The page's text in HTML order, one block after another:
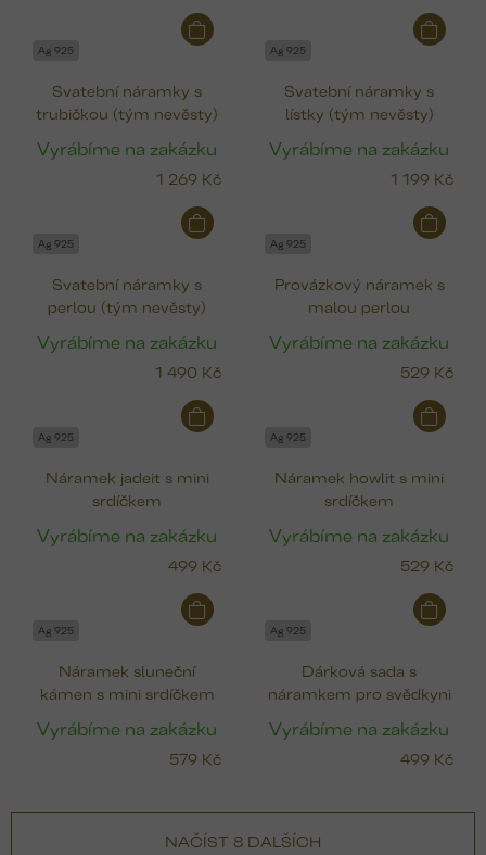
Ag 925
Svatební náramky s
trubičkou (tým nevěsty)
Vyrábíme na zakázku
1 269 Kč
Ag 925
Svatební náramky s
lístky (tým nevěsty)
Vyrábíme na zakázku
1 199 Kč
Ag 925
Svatební náramky s
perlou (tým nevěsty)
Vyrábíme na zakázku
1 490 Kč
Ag 925
Provázkový náramek s
malou perlou
Vyrábíme na zakázku
529 Kč
Ag 925
Náramek jadeit s mini
srdíčkem
Vyrábíme na zakázku
499 Kč
Ag 925
Náramek howlit s mini
srdíčkem
Vyrábíme na zakázku
529 Kč
Ag 925
Náramek sluneční
kámen s mini srdíčkem
Vyrábíme na zakázku
579 Kč
Ag 925
Dárková sada s
náramkem pro svědkyni
Vyrábíme na zakázku
499 Kč
NAČÍST 8 DALŠÍCH